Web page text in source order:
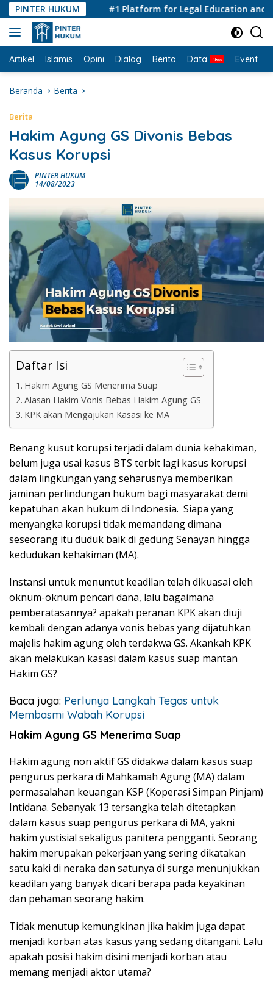
Langsung
ke
konten
PINTER HUKUM #1 Platform for Legal Education and
Artikel Islamis Opini Dialog Berita Data Event
Beranda Berita
Berita
Hakim Agung GS Divonis Bebas
Kasus Korupsi
PINTER HUKUM
14/08/2023
Daftar Isi
Hakim Agung GS Menerima Suap
Alasan Hakim Vonis Bebas Hakim Agung GS
KPK akan Mengajukan Kasasi ke MA
Benang kusut korupsi terjadi dalam dunia kehakiman,
belum juga usai kasus BTS terbit lagi kasus korupsi
dalam lingkungan yang seharusnya memberikan
jaminan perlindungan hukum bagi masyarakat demi
kepatuhan akan hukum di Indonesia. Siapa yang
menyangka korupsi tidak memandang dimana
seseorang itu duduk baik di gedung Senayan hingga
kedudukan kehakiman (MA).
Instansi untuk menuntut keadilan telah dikuasai oleh
oknum-oknum pencari dana, lalu bagaimana
pemberatasannya? apakah peranan KPK akan diuji
kembali dengan adanya vonis bebas yang dijatuhkan
majelis hakim agung oleh terdakwa GS. Akankah KPK
akan melakukan kasasi dalam kasus suap mantan
Hakim GS?
Baca juga: Perlunya Langkah Tegas untuk
Membasmi Wabah Korupsi
Hakim Agung GS Menerima Suap
Hakim agung non aktif GS didakwa dalam kasus suap
pengurus perkara di Mahkamah Agung (MA) dalam
permasalahan keuangan KSP (Koperasi Simpan Pinjam)
Intidana. Sebanyak 13 tersangka telah ditetapkan
dalam kasus suap pengurus perkara di MA, yakni
hakim yustisial sekaligus panitera pengganti. Seorang
hakim merupakan pekerjaan yang sering dikatakan
satu kaki di neraka dan satunya di surga menunjukkan
keadilan yang banyak dicari berapa pada keyakinan
dan pehaman seorang hakim.
Tidak menutup kemungkinan jika hakim juga dapat
menjadi korban atas kasus yang sedang ditangani. Lalu
apakah posisi hakim disini menjadi korban atau
memang menjadi aktor utama?